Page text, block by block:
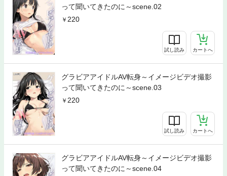
って聞いてきたのに～scene.02
220
試し読み カートへ
グラビアアイドルAV転身～イメージビデオ撮影
って聞いてきたのに～scene.03
220
試し読み カートへ
グラビアアイドルAV転身～イメージビデオ撮影
って聞いてきたのに～scene.04